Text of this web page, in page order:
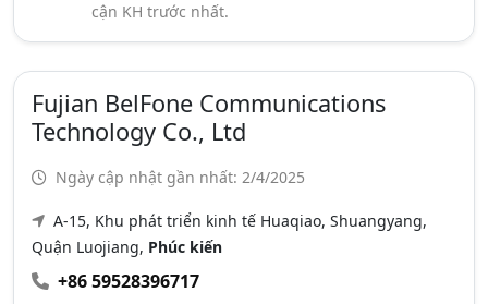
cận KH trước nhất.
Fujian BelFone Communications
Technology Co., Ltd
Ngày cập nhật gần nhất: 2/4/2025
A-15, Khu phát triển kinh tế Huaqiao, Shuangyang,
Quận Luojiang, Phúc kiến
+86 59528396717